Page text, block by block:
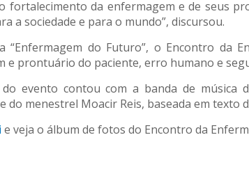
fortalecimento da enfermagem e de seus
a sociedade e para o mundo”, discursou.
“Enfermagem do Futuro”, o Encontro da
e prontuário do paciente, erro humano e
evento contou com a banda de música
do menestrel Moacir Reis, baseada em texto
e veja o álbum de fotos do Encontro da